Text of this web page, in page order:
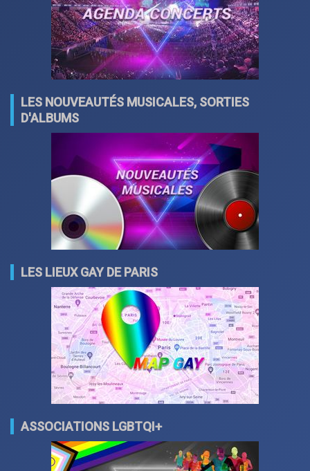
LES NOUVEAUTÉS MUSICALES, SORTIES
D'ALBUMS
LES LIEUX GAY DE PARIS
ASSOCIATIONS LGBTQI+